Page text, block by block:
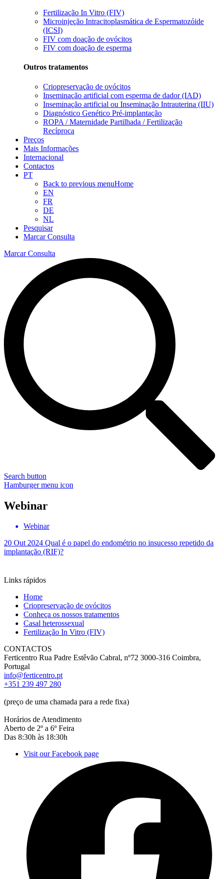
Fertilização In Vitro (FIV)
Microinjeção Intracitoplasmática de Espermatozóide
(ICSI)
FIV com doação de ovócitos
FIV com doação de esperma
Outros tratamentos
Criopreservação de ovócitos
Inseminação artificial com esperma de dador (IAD)
Inseminação artificial ou Inseminação Intrauterina (IIU)
Diagnóstico Genético Pré-implantação
ROPA / Maternidade Partilhada / Fertilização
Recíproca
Preços
Mais Informações
Internacional
Contactos
PT
Back to previous menuHome
EN
FR
DE
NL
Pesquisar
Marcar Consulta
Marcar Consulta
Search button
Hamburger menu icon
Webinar
Webinar
20 Out 2024 Qual é o papel do endométrio no insucesso repetido da
implantação (RIF)?
Links rápidos
Home
Criopreservação de ovócitos
Conheça os nossos tratamentos
Casal heterossexual
Fertilização In Vitro (FIV)
CONTACTOS
Ferticentro Rua Padre Estêvão Cabral, nº72 3000-316 Coimbra,
Portugal
info@ferticentro.pt
+351 239 497 280
(preço de uma chamada para a rede fixa)
Horários de Atendimento
Aberto de 2º a 6º Feira
Das 8:30h às 18:30h
Visit our Facebook page